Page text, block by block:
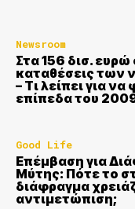
Newsroom
Στα 156 δισ. ευρώ
καταθέσεις των
– Τι λείπει για
επίπεδα του
Good Life
Επέμβαση για
Μύτης: Πότε το
διάφραγμα
αντιμετώπιση;